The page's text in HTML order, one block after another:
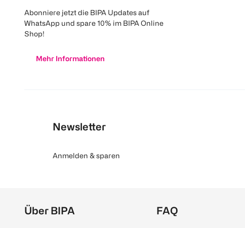
Abonniere jetzt die BIPA Updates auf
WhatsApp und spare 10% im BIPA Online
Shop!
Mehr Informationen
Newsletter
Anmelden & sparen
Über BIPA FAQ